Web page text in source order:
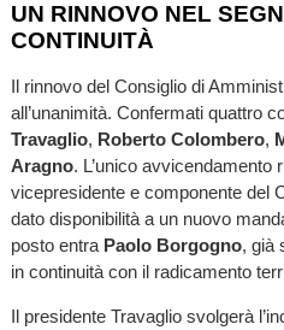
UN RINNOVO NEL
CONTINUITÀ
Il rinnovo del Consiglio di
all’unanimità. Confermati quattro
Travaglio, Roberto Colombero,
Aragno. L’unico avvicendamento
vicepresidente e componente del
dato disponibilità a un nuovo
posto entra Paolo Borgogno, già
in continuità con il radicamento
Il presidente Travaglio svolgerà